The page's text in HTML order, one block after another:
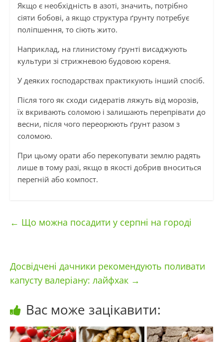
Якщо є необхідність в азоті, значить, потрібно
сіяти бобові, а якщо структура ґрунту потребує
поліпшення, то сіють жито.
Наприклад, на глинистому ґрунті висаджують
культури зі стрижневою будовою кореня.
У деяких господарствах практикують інший спосіб.
Після того як сходи сидератів ляжуть від морозів,
їх вкривають соломою і залишають перепрівати до
весни, після чого переорюють ґрунт разом з
соломою.
При цьому орати або перекопувати землю радять
лише в тому разі, якщо в якості добрив вноситься
перегній або компост.
← Що можна посадити у серпні на городі
Досвідчені дачники рекомендують поливати
капусту валеріану: лайфхак →
Вас може зацікавити: